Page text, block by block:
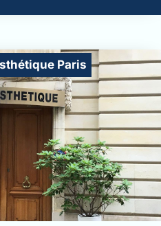
Paris